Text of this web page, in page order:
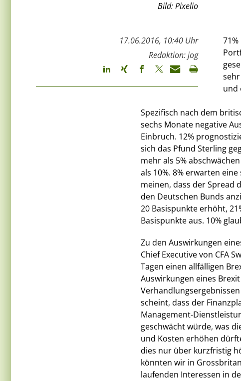
Bild: Pixelio
17.06.2016, 10:40 Uhr
Redaktion: jog
und
Spezifisch nach dem
sechs Monate negative
Einbruch. 12%
sich das Pfund Sterling
mehr als 5%
als 10%. 8% erwarten
meinen, dass der Spread
den Deutschen Bunds
20 Basispunkte erhöht,
Basispunkte aus. 10%
Zu den Auswirkungen
Chief Executive von CFA
Tagen einen allfälligen
Auswirkungen eines
scheint, dass der
Management-
geschwächt würde, was
und Kosten erhöhen
dies nur über kurzfristig
könnten wir in
laufenden Interessen in